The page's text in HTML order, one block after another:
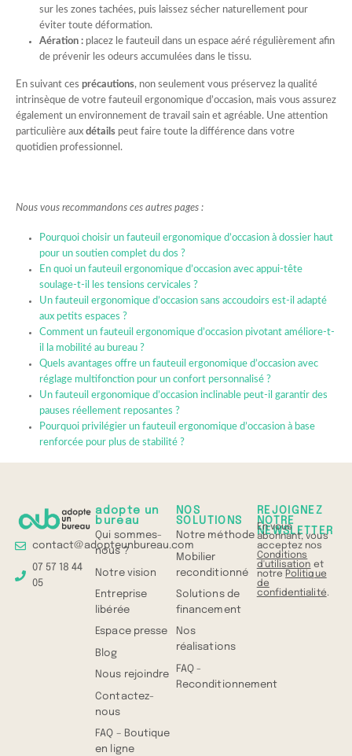
sur les zones tachées, puis laissez sécher naturellement pour
éviter toute déformation.
Aération :placez le fauteuil dans un espace aéré régulièrement afin
de prévenir les odeurs accumulées dans le tissu.
En suivant ces précautions, non seulement vous préservez la qualité
intrinsèque de votre fauteuil ergonomique d’occasion, mais vous assurez
également un environnement de travail sain et agréable. Une attention
particulière aux détails peut faire toute la différence dans votre
quotidien professionnel.
Nous vous recommandons ces autres pages :
Pourquoi choisir un fauteuil ergonomique d’occasion à dossier haut
pour un soutien complet du dos ?
En quoi un fauteuil ergonomique d’occasion avec appui-tête
soulage-t-il les tensions cervicales ?
Un fauteuil ergonomique d’occasion sans accoudoirs est-il adapté
aux petits espaces ?
Comment un fauteuil ergonomique d’occasion pivotant améliore-t-
il la mobilité au bureau ?
Quels avantages offre un fauteuil ergonomique d’occasion avec
réglage multifonction pour un confort personnalisé ?
Un fauteuil ergonomique d’occasion inclinable peut-il garantir des
pauses réellement reposantes ?
Pourquoi privilégier un fauteuil ergonomique d’occasion à base
renforcée pour plus de stabilité ?
contact@adopteunbureau.com
07 57 18 44
05
adopte un
bureau
Qui sommes-
nous ?
Notre vision
Entreprise
libérée
Espace presse
Blog
Nous rejoindre
Contactez-
nous
FAQ – Boutique
en ligne
NOS
SOLUTIONS
Notre méthode
Mobilier
reconditionné
Solutions de
financement
Nos
réalisations
FAQ -
Reconditionnement
REJOIGNEZ
NOTRE
NEWSLETTER
En vous
abonnant, vous
acceptez nos
Conditions
d'utilisation et
notre Politique
de
confidentialité.